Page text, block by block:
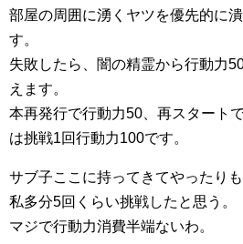
部屋の周囲に湧くヤツを優先的に
す。
失敗したら、闇の精霊から行動力
えます。
本再発行で行動力50、再スタート
は挑戦1回行動力100です。
サブ子ここに持ってきてやったりも
私多分5回くらい挑戦したと思う。
マジで行動力消費半端ないわ。